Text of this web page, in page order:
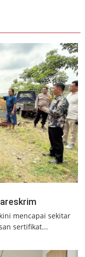
mencapai sekitar
sertifikat...